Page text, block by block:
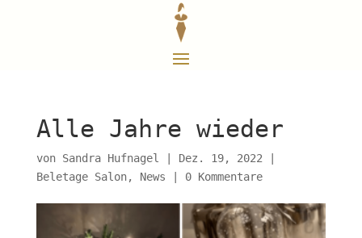
Alle Jahre wieder
von Sandra Hufnagel Dez. 19, 2022
Beletage Salon, News 0 Kommentare